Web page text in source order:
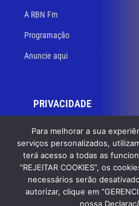
A RBN Fm
Programação
Anuncie aqui
PRIVACIDADE
Termos de uso
© 2023 RBN 94,3 FM. Todos os
GB Dev –
Para melhorar a sua
serviços personalizados,
terá acesso a todas as
“REJEITAR COOKIES”, os
necessários serão
autorizar, clique em
nossa